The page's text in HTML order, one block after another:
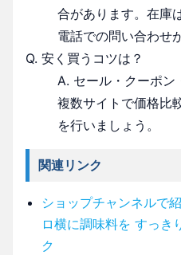
合があります。在庫
電話での問い合わせ
Q. 安く買うコツは？
A. セール・クーポン
複数サイトで価格比
を行いましょう。
関連リンク
ショップチャンネルで
ロ横に調味料を すっき
ク